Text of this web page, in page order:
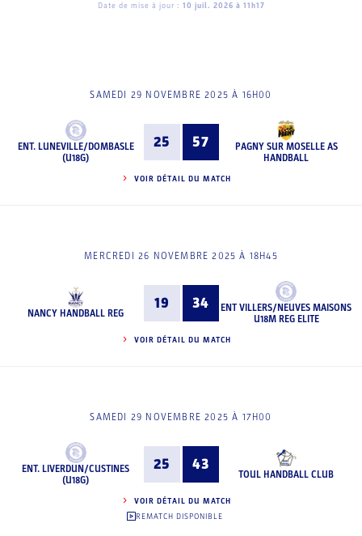
Date de mise à jour : 10 juil. 2026 à 11h17
SAMEDI 29 NOVEMBRE 2025 À 16H00
ENT. LUNEVILLE/DOMBASLE
(U18G)
25 57
PAGNY SUR MOSELLE AS
HANDBALL
VOIR DÉTAIL DU MATCH
MERCREDI 26 NOVEMBRE 2025 À 18H45
NANCY HANDBALL REG
19 34
ENT VILLERS/NEUVES MAISONS
U18M REG ELITE
VOIR DÉTAIL DU MATCH
SAMEDI 29 NOVEMBRE 2025 À 17H00
ENT. LIVERDUN/CUSTINES
(U18G)
25 43
TOUL HANDBALL CLUB
VOIR DÉTAIL DU MATCH
REMATCH DISPONIBLE